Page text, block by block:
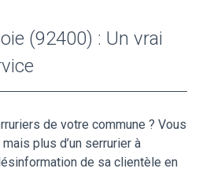
(92400) : Un vrai
de votre commune ? Vous
plus d’un serrurier à
de sa clientèle en